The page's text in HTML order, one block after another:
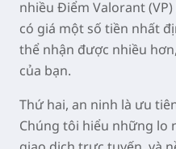
nhiều Điểm Valorant
có giá một số tiền nhất
thể nhận được nhiều
của bạn.
Thứ hai, an ninh là ưu
Chúng tôi hiểu những lo